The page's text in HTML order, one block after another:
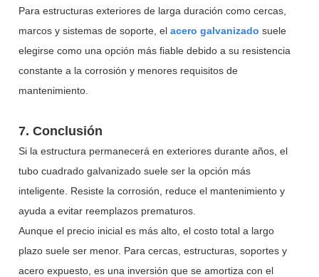
Para estructuras exteriores de larga duración como cercas,
marcos y sistemas de soporte, elacero galvanizado suele
elegirse como una opción más fiable debido a su resistencia
constante a la corrosión y menores requisitos de
mantenimiento.
7. Conclusión
Si la estructura permanecerá en exteriores durante años, el
tubo cuadrado galvanizado suele ser la opción más
inteligente. Resiste la corrosión, reduce el mantenimiento y
ayuda a evitar reemplazos prematuros.
Aunque el precio inicial es más alto, el costo total a largo
plazo suele ser menor. Para cercas, estructuras, soportes y
acero expuesto, es una inversión que se amortiza con el